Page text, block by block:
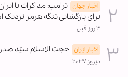
اخبار جهان ترامپ: مذاکرات با
برای بازگشایی تنگه هرمز
۳ روز قبل
اخبار ایران حجت الاسلام سیّد
دیروز ۲۰:۳۷